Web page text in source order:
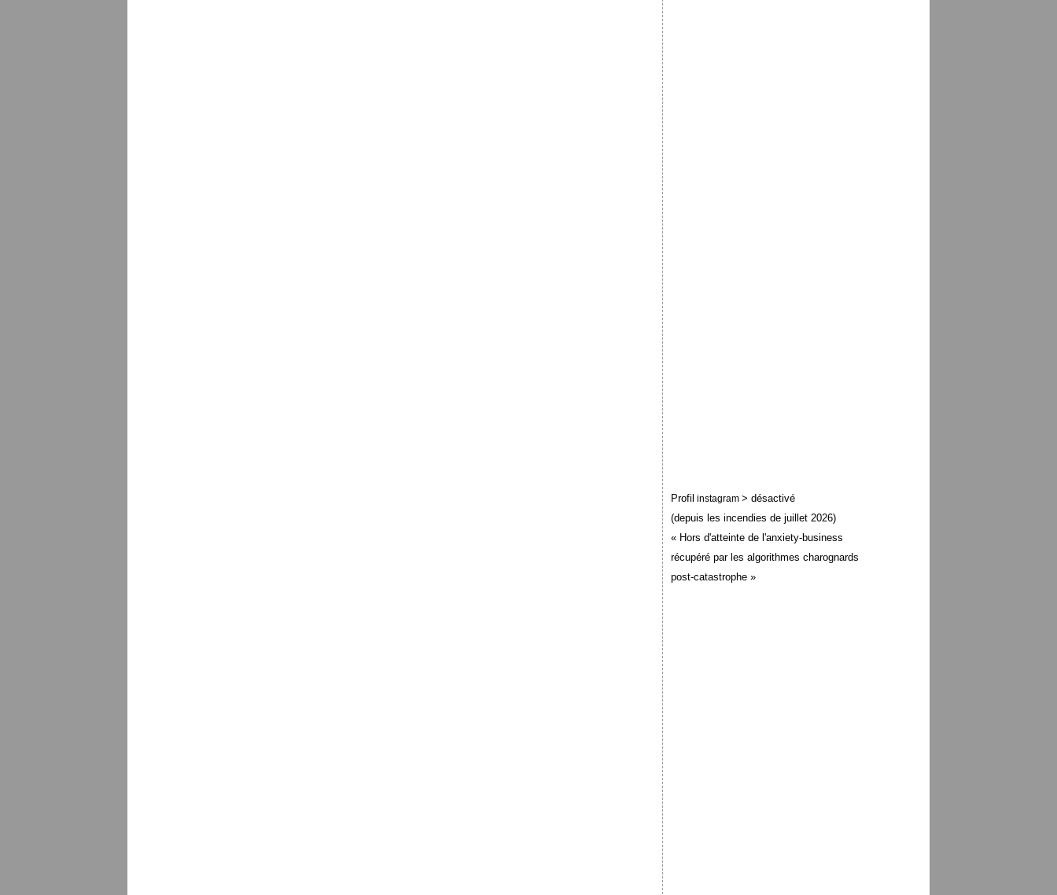
Profil instagram > désactivé
(depuis les incendies de juillet 2026)
« Hors d'atteinte de l'anxiety-business
récupéré par les algorithmes charognards
post-catastrophe »